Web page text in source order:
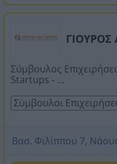
ΓΙΟΥΡΟΣ
Σύμβουλος
Startups - ...
Σύμβουλοι
Βασ. Φιλίππου 7,